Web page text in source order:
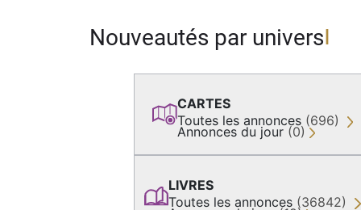
Nouveautés par univers
CARTES
Toutes les annonces (696)
Annonces du jour (0)
LIVRES
Toutes les annonces (36842)